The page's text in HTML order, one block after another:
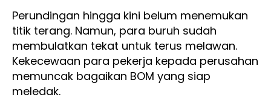
Perundingan hingga kini belum menemukan
titik terang. Namun, para buruh sudah
membulatkan tekat untuk terus melawan.
Kekecewaan para pekerja kepada perusahan
memuncak bagaikan BOM yang siap
meledak.